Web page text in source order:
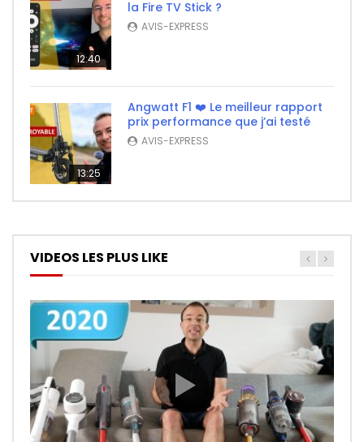
12:40
la Fire TV Stick ?
AVIS-EXPRESS
13:25
Angwatt F1 ❤️ Le meilleur rapport
prix performance que j’ai testé
AVIS-EXPRESS
VIDEOS LES PLUS LIKE